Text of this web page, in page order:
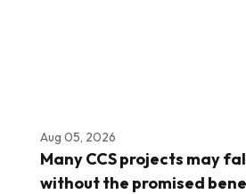
Aug 05, 2026
Many CCS projects may
without the promised